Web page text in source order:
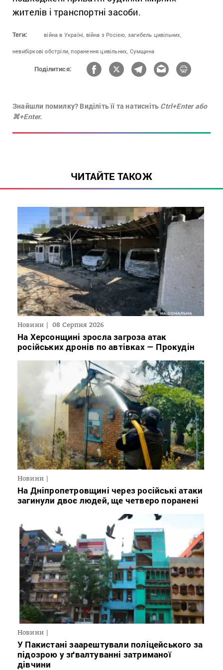
жителів і транспортні засоби.
Теги: війна в Україні, війна з Росією, загибель цивільних,
невибіркові обстріли, поранення цивільних, Сумщина
Поділитися:
Знайшли помилку? Виділіть її та натисніть Ctrl+Enter або
⌘+Enter.
ЧИТАЙТЕ ТАКОЖ
Новини 08 Серпня 2026
На Херсонщині зросла загроза атак
російських дронів по автівках — Прокудін
Новини
На Дніпропетровщині через російські атаки
загинули двоє людей, ще четверо поранені
Новини
У Пакистані заарештували поліцейського за
підозрою у зґвалтуванні затриманої
дівчини